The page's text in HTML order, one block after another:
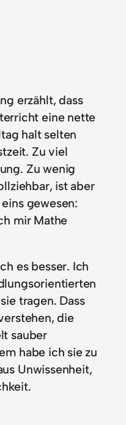
erzählt, dass
eine nette
halt selten
Zu viel
Zu wenig
ist aber
gewesen:
mir Mathe
es besser. Ich
tragen. Dass
die
sauber
habe ich sie zu
Unwissenheit,